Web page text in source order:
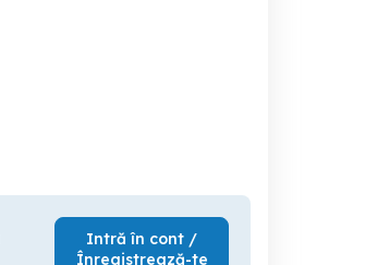
Intră în cont /
Înregistrează-te